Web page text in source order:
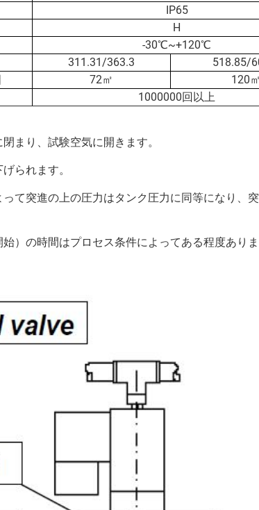
IP65
H
-30℃~+120℃
311.31/363.3
518.85/
72㎡
120㎡
1000000回以上
まり、試験空気に開きます。
られます。
て突進の上の圧力はタンク圧力に同等になり、
）の時間はプロセス条件によってある程度あり